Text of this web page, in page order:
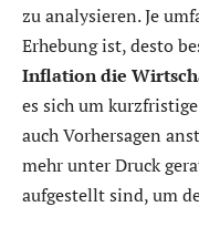
zu analysieren. Je
Erhebung ist, desto
Inflation die
es sich um
auch Vorhersagen
mehr unter Druck
aufgestellt sind, um